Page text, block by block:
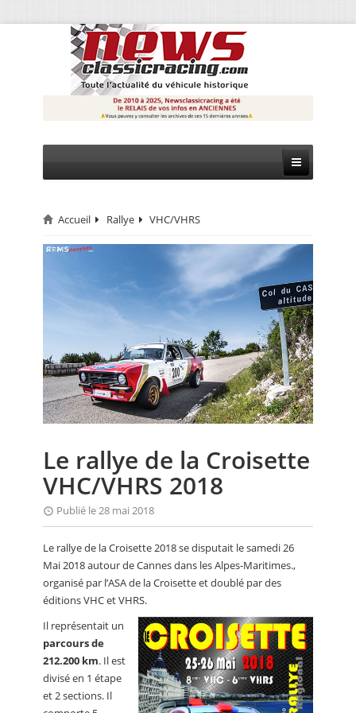
CIRCUIT
MONTAGNE
CALENDRIER
FOCUS
ANNUAIRES
PETITES ANNONCES
Accueil Rallye VHC/VHRS
Le rallye de la Croisette
VHC/VHRS 2018
Publié le 28 mai 2018
Le rallye de la Croisette 2018 se disputait le samedi 26
Mai 2018 autour de Cannes dans les Alpes-Maritimes.,
organisé par l’ASA de la Croisette et doublé par des
éditions VHC et VHRS.
Il représentait un
parcours de
212.200 km. Il est
divisé en 1 étape
et 2 sections. Il